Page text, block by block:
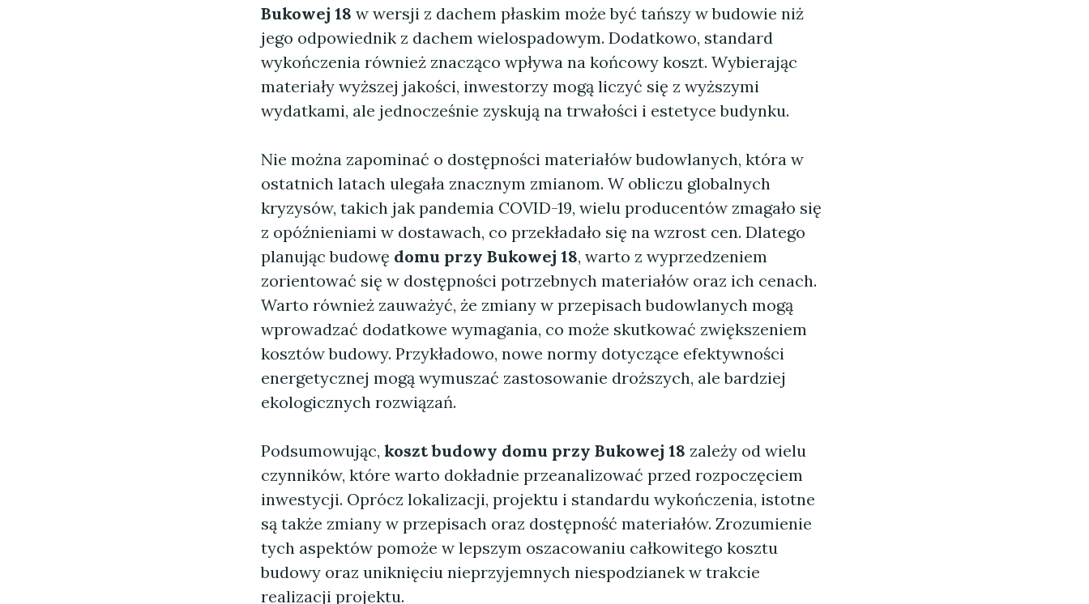
Bukowej 18 w wersji z dachem płaskim może być tańszy w budowie niż
jego odpowiednik z dachem wielospadowym. Dodatkowo, standard
wykończenia również znacząco wpływa na końcowy koszt. Wybierając
materiały wyższej jakości, inwestorzy mogą liczyć się z wyższymi
wydatkami, ale jednocześnie zyskują na trwałości i estetyce budynku.
Nie można zapominać o dostępności materiałów budowlanych, która w
ostatnich latach ulegała znacznym zmianom. W obliczu globalnych
kryzysów, takich jak pandemia COVID-19, wielu producentów zmagało się
z opóźnieniami w dostawach, co przekładało się na wzrost cen. Dlatego
planując budowę domu przy Bukowej 18, warto z wyprzedzeniem
zorientować się w dostępności potrzebnych materiałów oraz ich cenach.
Warto również zauważyć, że zmiany w przepisach budowlanych mogą
wprowadzać dodatkowe wymagania, co może skutkować zwiększeniem
kosztów budowy. Przykładowo, nowe normy dotyczące efektywności
energetycznej mogą wymuszać zastosowanie droższych, ale bardziej
ekologicznych rozwiązań.
Podsumowując, koszt budowy domu przy Bukowej 18 zależy od wielu
czynników, które warto dokładnie przeanalizować przed rozpoczęciem
inwestycji. Oprócz lokalizacji, projektu i standardu wykończenia, istotne
są także zmiany w przepisach oraz dostępność materiałów. Zrozumienie
tych aspektów pomoże w lepszym oszacowaniu całkowitego kosztu
budowy oraz uniknięciu nieprzyjemnych niespodzianek w trakcie
realizacji projektu.